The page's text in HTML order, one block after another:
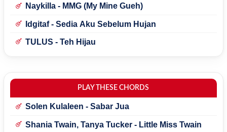
Naykilla - MMG (My Mine Gueh)
Idgitaf - Sedia Aku Sebelum Hujan
TULUS - Teh Hijau
PLAY THESE CHORDS
Solen Kulaleen - Sabar Jua
Shania Twain, Tanya Tucker - Little Miss Twain